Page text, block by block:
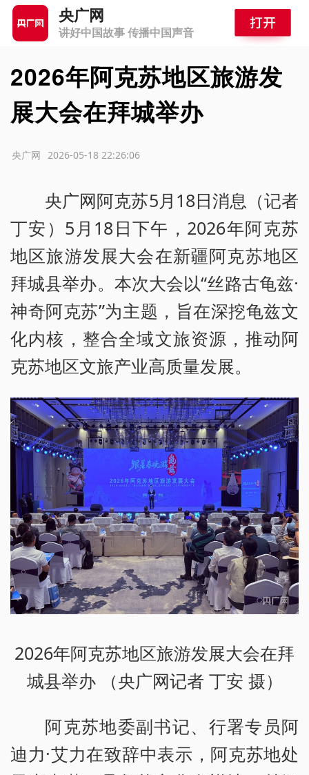
央广网
讲好中国故事 传播中国声音
2026年阿克苏地区旅游发
展大会在拜城举办
2026-05-18 22:26:06
央广网
央广网阿克苏5月18日消息（记者
丁安）5月18日下午，2026年阿克苏
地区旅游发展大会在新疆阿克苏地区
拜城县举办。本次大会以“丝路古龟兹·
神奇阿克苏”为主题，旨在深挖龟兹文
化内核，整合全域文旅资源，推动阿
克苏地区文旅产业高质量发展。
2026年阿克苏地区旅游发展大会在拜
城县举办 （央广网记者 丁安 摄）
阿克苏地委副书记、行署专员阿
迪力·艾力在致辞中表示，阿克苏地处